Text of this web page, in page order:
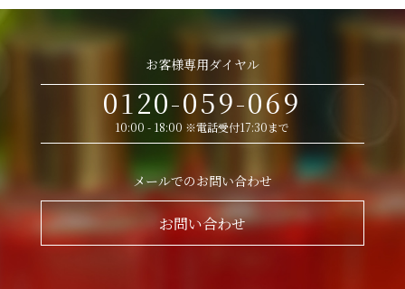
お客様専用ダイヤル
0120-059-069
10:00 - 18:00 ※電話受付17:30まで
メールでのお問い合わせ
お問い合わせ